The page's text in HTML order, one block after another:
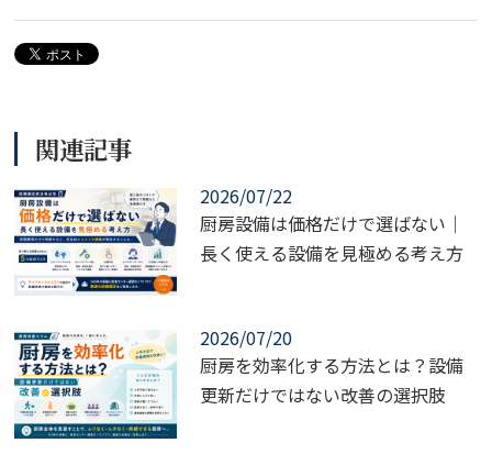
関連記事
2026/07/22
厨房設備は価格だけで選ばない｜
長く使える設備を見極める考え方
2026/07/20
厨房を効率化する方法とは？設備
更新だけではない改善の選択肢